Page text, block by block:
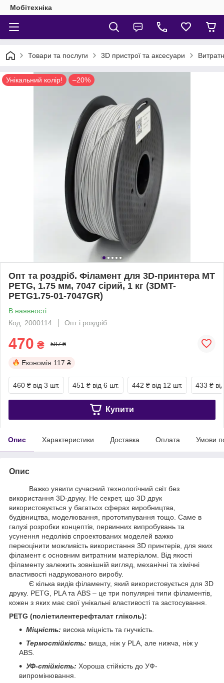
Мобітехніка
Товари та послуги 3D пристрої та аксесуари
Унікальний колір! –20%
Опт та роздріб. Філамент для 3D-принтера MT
PETG, 1.75 мм, 7047 сірий, 1 кг (3DMT-
PETG1.75-01-7047GR)
В наявності
Код: 2000114
Опт і роздріб
470 ₴ 587 ₴
Економія 117 ₴
460 ₴ від 3 шт. 451 ₴ від 6 шт. 442 ₴ від 12 шт. 433 ₴
Купити
Опис Характеристики Доставка Оплата Умови
Опис
Важко уявити сучасний технологічний світ без
використання 3D-друку. Не секрет, що 3D друк
використовується у багатьох сферах виробництва,
будівництва, моделювання, прототипування тощо. Саме в
галузі розробки концептів, первинних випробувань та
усунення недоліків спроектованих моделей важко
переоцінити можливість використання 3D принтерів, для яких
філамент є основним витратним матеріалом. Від якості
філаменту залежить зовнішній вигляд, механічні та хімічні
властивості надрукованого виробу.
Є кілька видів філаменту, який використовується для 3D
друку. PETG, PLA та ABS – це три популярні типи філаментів,
кожен з яких має свої унікальні властивості та застосування.
PETG (поліетилентерефталат гліколь):
Міцність: висока міцність та гнучкість.
Термостійкість: вища, ніж у PLA, але нижча, ніж у
ABS.
УФ-стійкість: Хороша стійкість до УФ-
випромінювання.